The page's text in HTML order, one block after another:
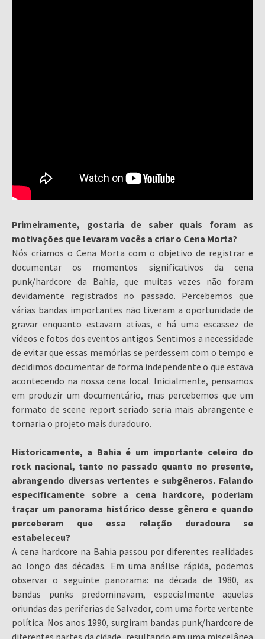
Primeiramente, gostaria de saber quais foram as
motivações que levaram vocês a criar o Cena Morta?
Nós criamos o Cena Morta com o objetivo de registrar e
documentar os momentos significativos da cena
punk/hardcore da Bahia, que muitas vezes não foram
devidamente registrados no passado. Percebemos que
várias bandas importantes não tiveram a oportunidade de
gravar enquanto estavam ativas, e há uma escassez de
vídeos e fotos dos eventos antigos. Sentimos a necessidade
de evitar que essas memórias se perdessem com o tempo e
decidimos documentar de forma independente o que estava
acontecendo na nossa cena local. Inicialmente, pensamos
em produzir um documentário, mas percebemos que um
formato de scene report seriado seria mais abrangente e
tornaria o projeto mais duradouro.
Historicamente, a Bahia é um importante celeiro do
rock nacional, tanto no passado quanto no presente,
abrangendo diversas vertentes e subgêneros. Falando
especificamente sobre a cena hardcore, poderiam
traçar um panorama histórico desse gênero e quando
perceberam que essa relação duradoura se
estabeleceu?
A cena hardcore na Bahia passou por diferentes realidades
ao longo das décadas. Em uma análise rápida, podemos
observar o seguinte panorama: na década de 1980, as
bandas punks predominavam, especialmente aquelas
oriundas das periferias de Salvador, com uma forte vertente
política. Nos anos 1990, surgiram bandas punk/hardcore de